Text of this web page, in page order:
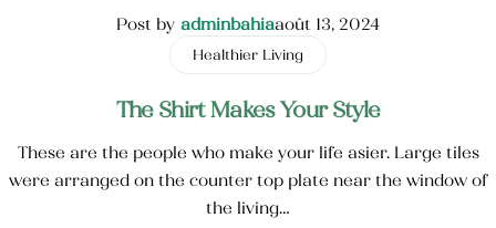
Post by adminbahiaaoût 13, 2024
Healthier Living
The Shirt Makes Your Style
These are the people who make your life asier. Large tiles
were arranged on the counter top plate near the window of
the living…